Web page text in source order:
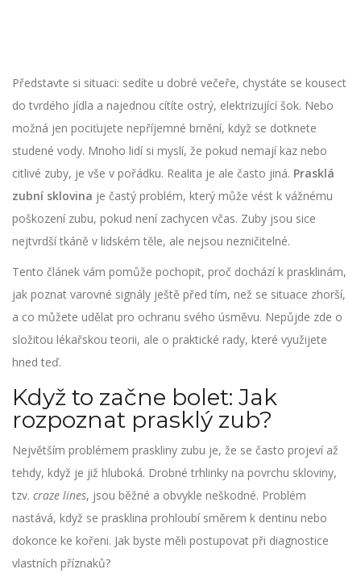
Představte si situaci: sedíte u dobré večeře, chystáte se kousect
do tvrdého jídla a najednou cítíte ostrý, elektrizující šok. Nebo
možná jen pociťujete nepříjemné brnění, když se dotknete
studené vody. Mnoho lidí si myslí, že pokud nemají kaz nebo
citlivé zuby, je vše v pořádku. Realita je ale často jiná. Prasklá
zubní sklovina je častý problém, který může vést k vážnému
poškození zubu, pokud není zachycen včas. Zuby jsou sice
nejtvrdší tkáně v lidském těle, ale nejsou nezničitelné.
Tento článek vám pomůže pochopit, proč dochází k prasklinám,
jak poznat varovné signály ještě před tím, než se situace zhorší,
a co můžete udělat pro ochranu svého úsměvu. Nepůjde zde o
složitou lékařskou teorii, ale o praktické rady, které využijete
hned teď.
Když to začne bolet: Jak
rozpoznat prasklý zub?
Největším problémem praskliny zubu je, že se často projeví až
tehdy, když je již hluboká. Drobné trhlinky na povrchu skloviny,
tzv. craze lines, jsou běžné a obvykle neškodné. Problém
nastává, když se prasklina prohloubí směrem k dentinu nebo
dokonce ke kořeni. Jak byste měli postupovat při diagnostice
vlastních příznaků?